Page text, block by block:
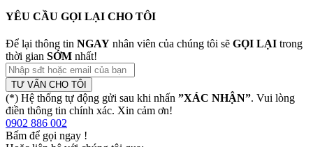
YÊU CẦU GỌI LẠI CHO TÔI
Để lại thông tin NGAY nhân viên của chúng tôi sẽ GỌI LẠI trong
thời gian SỚM nhất!
TƯ VẤN CHO TÔI
(*) Hệ thống tự động gửi sau khi nhấn ”XÁC NHẬN”. Vui lòng
điền thông tin chính xác. Xin cảm ơn!
0902 886 002
Bấm để gọi ngay !